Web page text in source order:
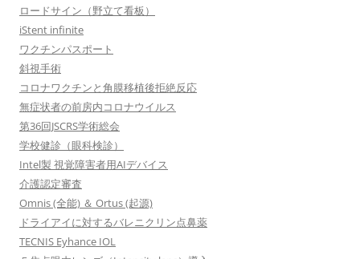
ロードサイン（野立て看板）
iStent infinite
ワクチンパスポート
斜視手術
コロナワクチンと角膜移植後拒絶反応
無症状者の前房内コロナウイルス
第36回JSCRS学術総会
学校健診（眼科検診）
Intel製 視覚障害者用AIデバイス
介護認定審査
Omnis (全能) ＆ Ortus (起源)
ドライアイに対するバレニクリン点鼻薬
TECNIS Eyhance IOL